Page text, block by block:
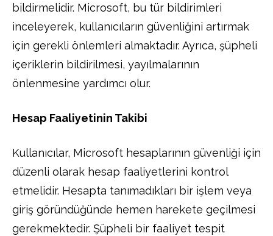
bildirmelidir. Microsoft, bu tür bildirimleri
inceleyerek, kullanıcıların güvenliğini artırmak
için gerekli önlemleri almaktadır. Ayrıca, şüpheli
içeriklerin bildirilmesi, yayılmalarının
önlenmesine yardımcı olur.
Hesap Faaliyetinin Takibi
Kullanıcılar, Microsoft hesaplarının güvenliği için
düzenli olarak hesap faaliyetlerini kontrol
etmelidir. Hesapta tanımadıkları bir işlem veya
giriş göründüğünde hemen harekete geçilmesi
gerekmektedir. Şüpheli bir faaliyet tespit